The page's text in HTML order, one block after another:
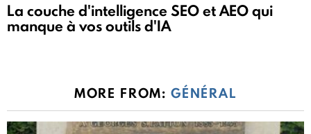
La couche d'intelligence SEO et AEO qui
manque à vos outils d'IA
MORE FROM:GÉNÉRAL